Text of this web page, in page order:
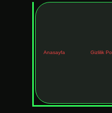
Anasayfa Gizlilik